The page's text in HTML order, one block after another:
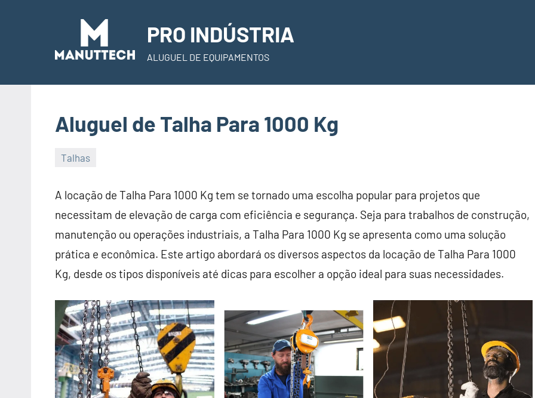
PRO INDÚSTRIA
ALUGUEL DE EQUIPAMENTOS
Aluguel de Talha Para 1000 Kg
Talhas
November
de
2023
A locação de Talha Para 1000 Kg tem se tornado uma escolha popular para projetos que
necessitam de elevação de carga com eficiência e segurança. Seja para trabalhos de construção,
manutenção ou operações industriais, a Talha Para 1000 Kg se apresenta como uma solução
prática e econômica. Este artigo abordará os diversos aspectos da locação de Talha Para 1000
Kg, desde os tipos disponíveis até dicas para escolher a opção ideal para suas necessidades.